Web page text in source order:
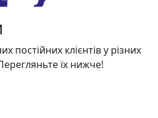
постійних клієнтів у різних
їх нижче!